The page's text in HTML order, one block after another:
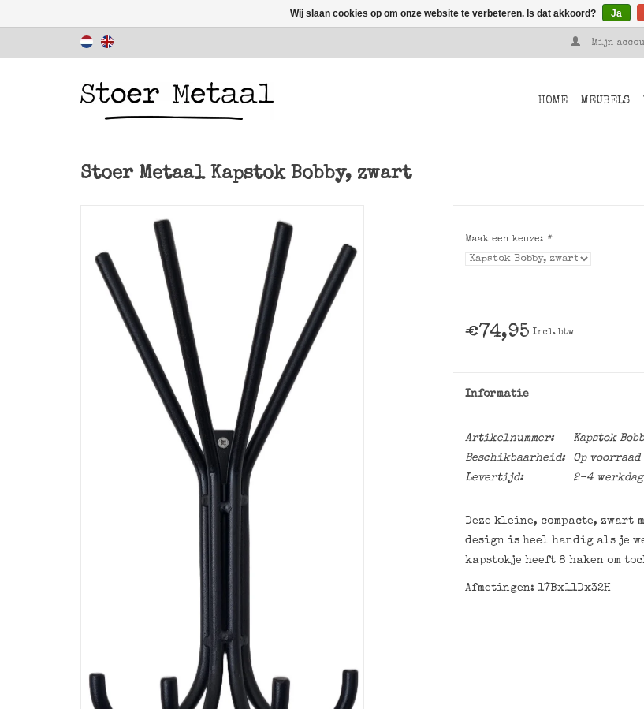
Mijn
HOME MEUBELS
Stoer Metaal Kapstok Bobby, zwart
Maak een keuze: *
€74,95 Incl. btw
Informatie
Artikelnummer:
Kapstok
Beschikbaarheid:
Op voorraad
Levertijd:
2-4
Deze kleine, compacte, zwart
design is heel handig als je
kapstokje heeft 8 haken om
Afmetingen: 17Bx11Dx32H
Wij slaan cookies op om onze website te verbeteren. Is dat akkoord? Ja